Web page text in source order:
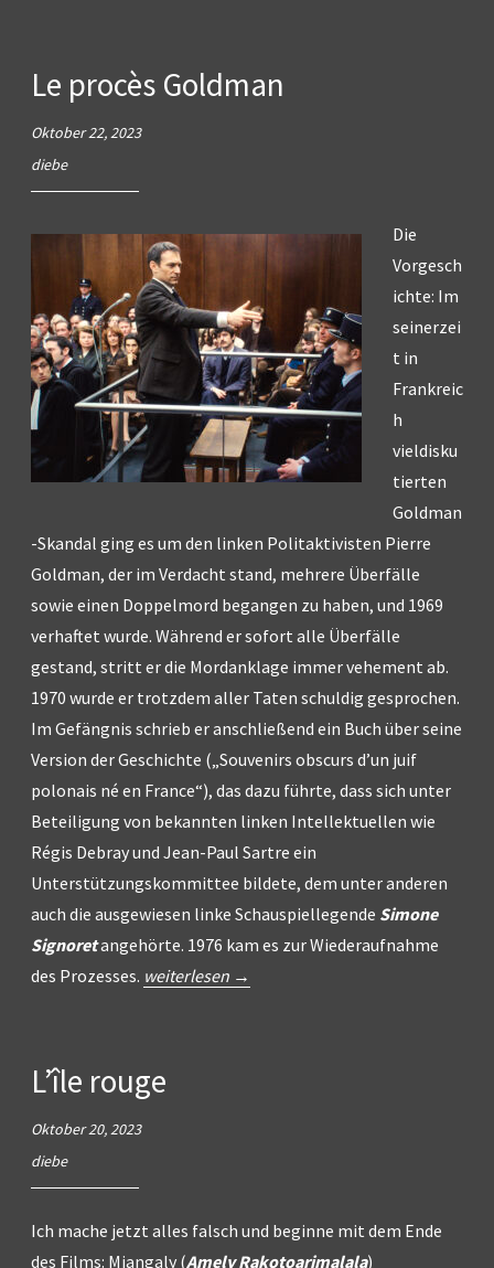
Le procès Goldman
Oktober 22, 2023
diebe
Die
Vorgesch
ichte: Im
seinerzei
t in
Frankreic
h
vieldisku
tierten
Goldman
-Skandal ging es um den linken Politaktivisten Pierre
Goldman, der im Verdacht stand, mehrere Überfälle
sowie einen Doppelmord begangen zu haben, und 1969
verhaftet wurde. Während er sofort alle Überfälle
gestand, stritt er die Mordanklage immer vehement ab.
1970 wurde er trotzdem aller Taten schuldig gesprochen.
Im Gefängnis schrieb er anschließend ein Buch über seine
Version der Geschichte („Souvenirs obscurs d’un juif
polonais né en France“), das dazu führte, dass sich unter
Beteiligung von bekannten linken Intellektuellen wie
Régis Debray und Jean-Paul Sartre ein
Unterstützungskommittee bildete, dem unter anderen
auch die ausgewiesen linke Schauspiellegende Simone
Signoretangehörte. 1976 kam es zur Wiederaufnahme
des Prozesses. „Le
weiterlesen →
L’île rouge
Oktober 20, 2023
diebe
Ich mache jetzt alles falsch und beginne mit dem Ende
des Films: Miangaly (Amely Rakotoarimalala)